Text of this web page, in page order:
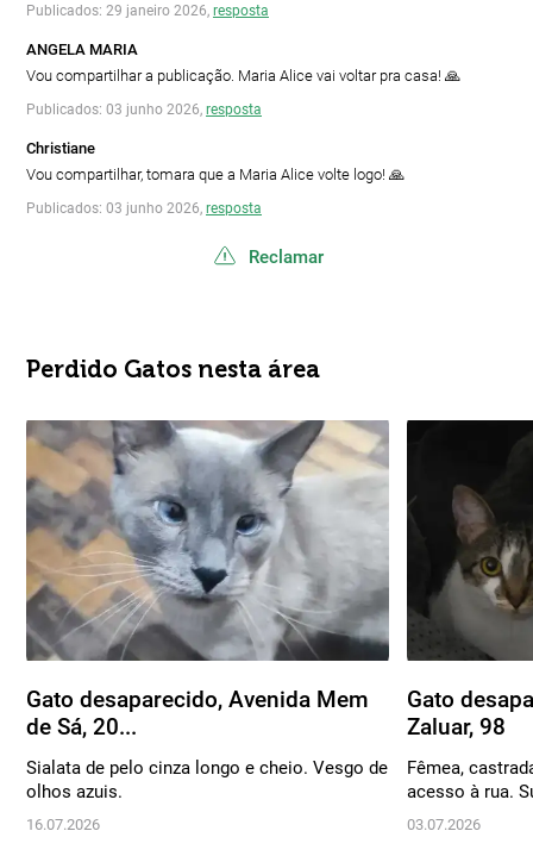
Publicados: 29 janeiro 2026, resposta
ANGELA MARIA
Vou compartilhar a publicação. Maria Alice vai voltar pra casa! 🙏
Publicados: 03 junho 2026, resposta
Christiane
Vou compartilhar, tomara que a Maria Alice volte logo! 🙏
Publicados: 03 junho 2026, resposta
Reclamar
Perdido Gatos nesta área
Gato desaparecido, Avenida Mem
de Sá, 20...
Sialata de pelo cinza longo e cheio. Vesgo de
olhos azuis.
16.07.2026
Gato
Zaluar, 98
Fêmea,
acesso à rua.
03.07.2026